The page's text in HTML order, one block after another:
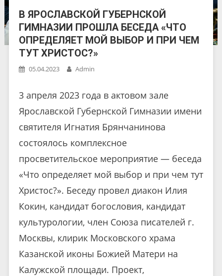
В ЯРОСЛАВСКОЙ ГУБЕРНСКОЙ
ГИМНАЗИИ ПРОШЛА БЕСЕДА «ЧТО
ОПРЕДЕЛЯЕТ МОЙ ВЫБОР И ПРИ ЧЕМ
ТУТ ХРИСТОС?»
05.04.2023 Admin
3 апреля 2023 года в актовом зале
Ярославской Губернской Гимназии имени
святителя Игнатия Брянчанинова
состоялось комплексное
просветительское мероприятие — беседа
«Что определяет мой выбор и при чем тут
Христос?». Беседу провел диакон Илия
Кокин, кандидат богословия, кандидат
культурологии, член Союза писателей г.
Москвы, клирик Московского храма
Казанской иконы Божией Матери на
Калужской площади. Проект,